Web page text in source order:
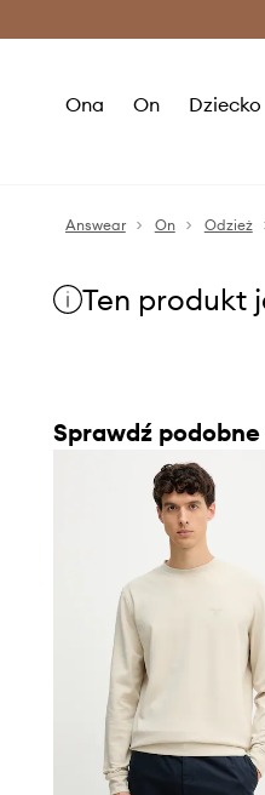
Ona On Dziecko
Answear On Odzież
Ten produkt
Sprawdź